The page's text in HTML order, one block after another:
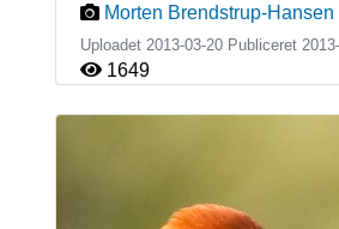
Morten Brendstrup-Hansen
Uploadet 2013-03-20 Publiceret
1649